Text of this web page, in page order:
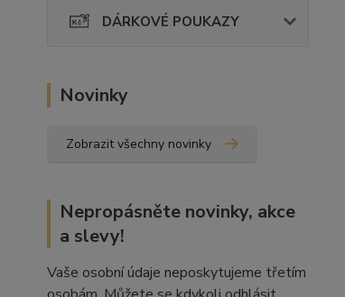
DÁRKOVÉ POUKAZY
Novinky
Zobrazit všechny novinky
Nepropásněte novinky, akce
a slevy!
Vaše osobní údaje neposkytujeme třetím